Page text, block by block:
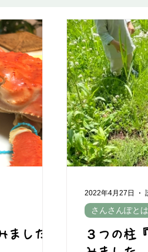
ました。
３つの柱
さんさんぽとは
2022年4月27日